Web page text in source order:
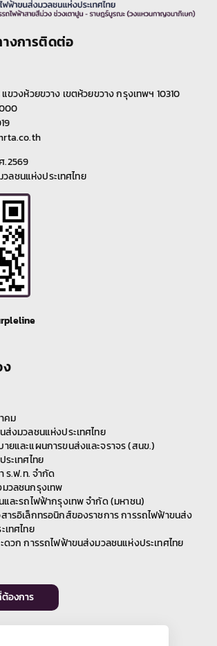
งการติดต่อ
ขวงห้วยขวาง เขตห้วยขวาง กรุงเทพฯ 10310
.2569
ลชนแห่งประเทศไทย
คม
ส่งมวลชนแห่งประเทศไทย
ายและแผนการขนส่งและจราจร (สนข.)
ะเทศไทย
ร.ฟ.ท. จำกัด
วลชนกรุงเทพ
ละรถไฟฟ้ากรุงเทพ จำกัด (มหาชน)
ารอิเล็กทรอนิกส์ของราชการ การรถไฟฟ้าขนส่ง
เทศไทย
ดวก การรถไฟฟ้าขนส่งมวลชนแห่งประเทศไทย
ต้องการ